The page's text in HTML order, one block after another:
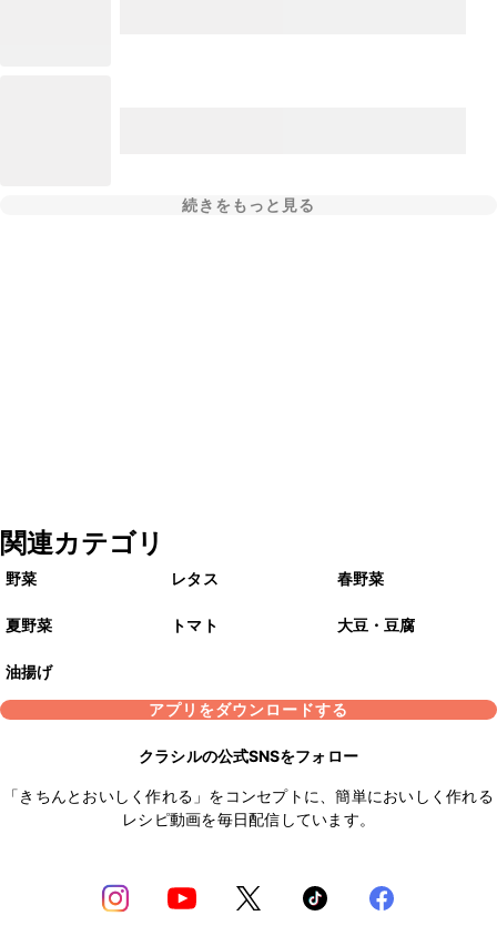
続きをもっと見る
関連カテゴリ
野菜 レタス 春野菜
夏野菜 トマト 大豆・豆腐
油揚げ
アプリをダウンロードする
クラシルの公式SNSをフォロー
「きちんとおいしく作れる」をコンセプトに、簡単においしく作れる
レシピ動画を毎日配信しています。